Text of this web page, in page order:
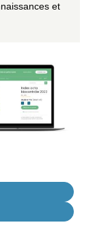
et